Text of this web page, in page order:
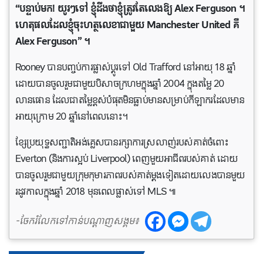
“បន្ទាប់មក! យូរៗទៅ ខ្ញុំដឹងថាខ្ញុំត្រូវតែលេងឱ្យ Alex Ferguson ។
ហេតុផលដែលខ្ញុំចុះហត្ថលេខាជាមួយ Manchester United គឺ
Alex Ferguson” ។
Rooney បានបញ្ចប់ការផ្លាស់ប្តូរទៅ Old Trafford នៅអាយុ 18 ឆ្នាំ
ដោយបានចូលរួមជាមួយបិសាចក្រហមក្នុងឆ្នាំ 2004 ក្នុងតម្លៃ 20
លានផោន ដែលជាតម្លៃខ្ពស់បំផុតមិនធ្លាប់មានសម្រាប់កីឡាករដែលមាន
អាយុក្រោម 20 ឆ្នាំនៅពេលនោះ។
ខ្សែប្រយុទ្ធសញ្ជាតិអង់គ្លេសបានរក្សាការស្រលាញ់របស់គាត់ចំពោះ
Everton (និងការស្អប់ Liverpool) ពេញមួយអាជីពរបស់គាត់ ដោយ
បានចូលរួមជាមួយក្រុមកុមារភាពរបស់គាត់ម្តងទៀតដោយ​លេង​បានមួយ
រដូវកាលក្នុងឆ្នាំ 2018 មុនពេលផ្លាស់ទៅ MLS ៕
-ចែករំលែកទៅកាន់បណ្តាញសង្គម៖